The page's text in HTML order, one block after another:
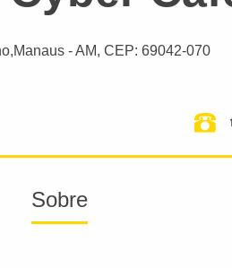
Manaus - AM, CEP: 69042-070
Sobre